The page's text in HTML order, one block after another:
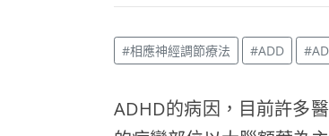
#相應神經調節療法 #ADD
ADHD的病因，目前許多